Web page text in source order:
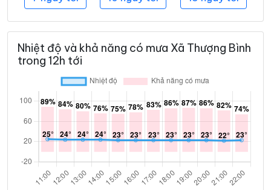
Nhiệt độ và khả năng có mưa Xã Thượng Bình
trong 12h tới